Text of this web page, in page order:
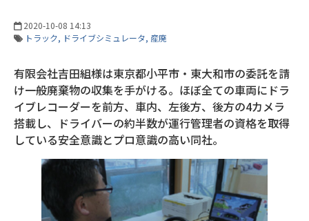
2020-10-08 14:13
トラック
ドライブシミュレータ 産廃
有限会社吉田組様は東京都小平市・東大和市の委託を請
け一般廃棄物の収集を手がける。ほぼ全ての車両にドラ
イブレコーダーを前方、車内、左後方、後方の4カメラ
搭載し、ドライバーの約半数が運行管理者の資格を取得
している安全意識とプロ意識の高い同社。